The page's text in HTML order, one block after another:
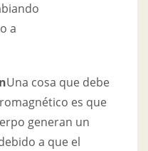
a
Una cosa que debe
es que
generan un
a que el